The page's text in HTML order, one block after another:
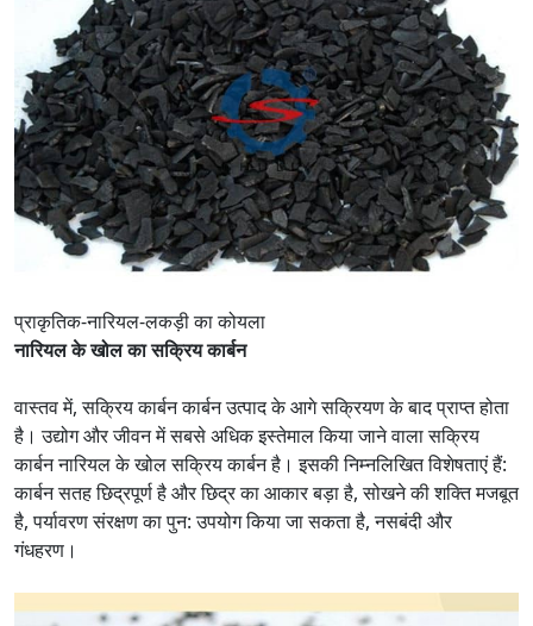
प्राकृतिक-नारियल-लकड़ी का कोयला
नारियल के खोल का सक्रिय कार्बन
वास्तव में, सक्रिय कार्बन कार्बन उत्पाद के आगे सक्रियण के बाद प्राप्त होता
है। उद्योग और जीवन में सबसे अधिक इस्तेमाल किया जाने वाला सक्रिय
कार्बन नारियल के खोल सक्रिय कार्बन है। इसकी निम्नलिखित विशेषताएं हैं:
कार्बन सतह छिद्रपूर्ण है और छिद्र का आकार बड़ा है, सोखने की शक्ति मजबूत
है, पर्यावरण संरक्षण का पुन: उपयोग किया जा सकता है, नसबंदी और
गंधहरण।